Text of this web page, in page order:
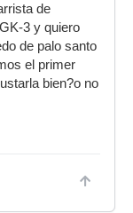
de
3 y quiero
de palo santo
el primer
bien?o no